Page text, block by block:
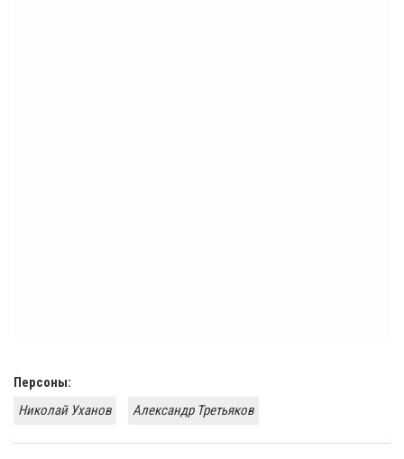
Персоны:
Николай Уханов
Александр Третьяков